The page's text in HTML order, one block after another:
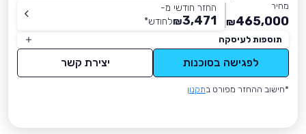
מחיר
465,000
₪
החזר חודשי מ-
3,471
₪לחודש*
תוספות לעיסקה
לפגישה בסוכנות יצירת קשר
*חישוב ההחזר מפורט בתקנון